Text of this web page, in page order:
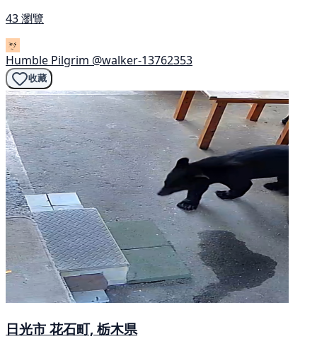
43 瀏覽
Humble Pilgrim @walker-13762353
收藏
日光市 花石町, 栃木県